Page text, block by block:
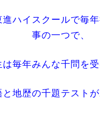
ハイスクールで毎
事の一つで、
は毎年みんな千問を
と地歴の千題テスト